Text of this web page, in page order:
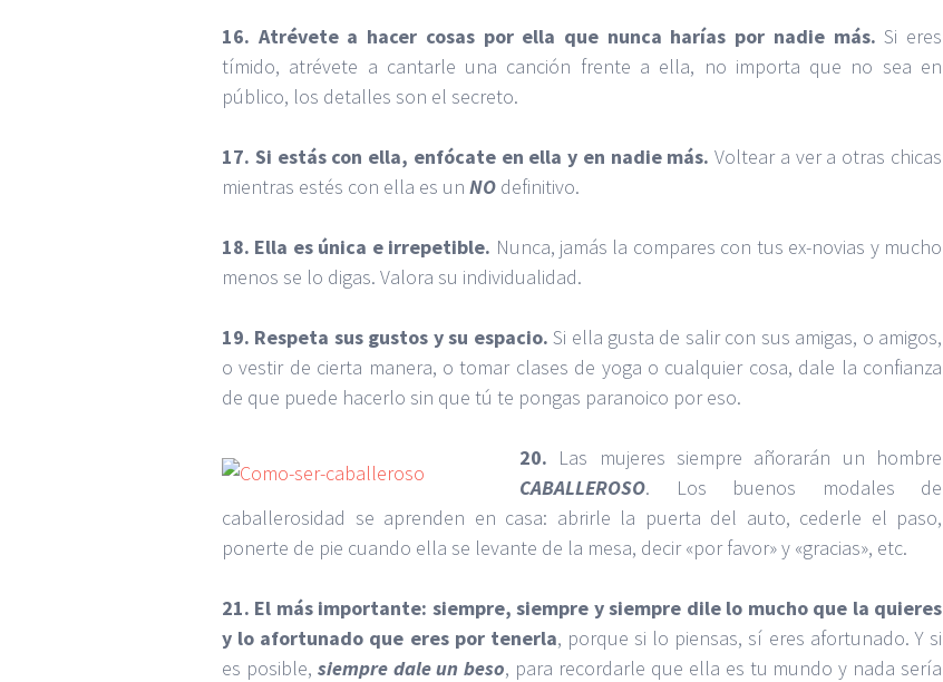
16. Atrévete a hacer cosas por ella que nunca harías por nadie más. Si eres
tímido, atrévete a cantarle una canción frente a ella, no importa que no sea en
público, los detalles son el secreto.
17. Si estás con ella, enfócate en ella y en nadie más. Voltear a ver a otras chicas
mientras estés con ella es un NO definitivo.
18. Ella es única e irrepetible. Nunca, jamás la compares con tus ex-novias y mucho
menos se lo digas. Valora su individualidad.
19. Respeta sus gustos y su espacio. Si ella gusta de salir con sus amigas, o amigos,
o vestir de cierta manera, o tomar clases de yoga o cualquier cosa, dale la confianza
de que puede hacerlo sin que tú te pongas paranoico por eso.
20. Las mujeres siempre añorarán un hombre
CABALLEROSO. Los buenos modales de
caballerosidad se aprenden en casa: abrirle la puerta del auto, cederle el paso,
ponerte de pie cuando ella se levante de la mesa, decir «por favor» y «gracias», etc.
21. El más importante: siempre, siempre y siempre dile lo mucho que la quieres
y lo afortunado que eres por tenerla, porque si lo piensas, sí eres afortunado. Y si
es posible, siempre dale un beso, para recordarle que ella es tu mundo y nada sería